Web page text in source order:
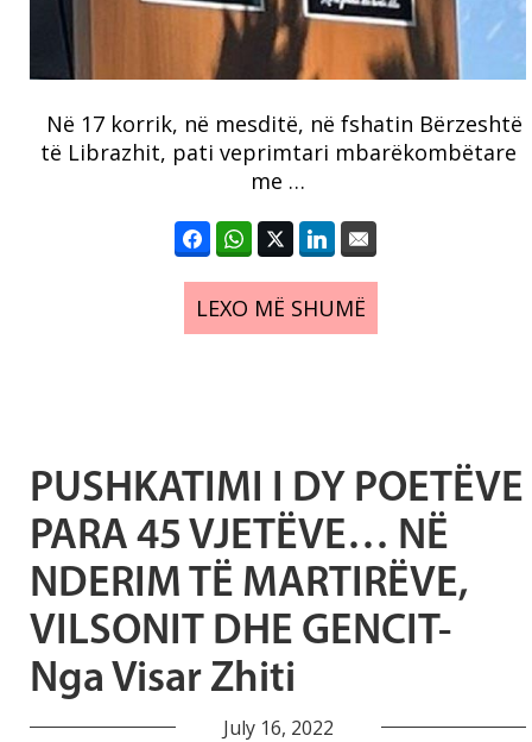
Në 17 korrik, në mesditë, në fshatin Bërzeshtë
të Librazhit, pati veprimtari mbarëkombëtare
me …
LEXO MË SHUMË
PUSHKATIMI I DY POETËVE
PARA 45 VJETËVE… NË
NDERIM TË MARTIRËVE,
VILSONIT DHE GENCIT-
Nga Visar Zhiti
July 16, 2022